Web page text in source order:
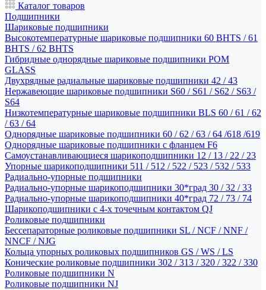
Каталог товаров
Подшипники
Шариковые подшипники
Высокотемпературные шариковые подшипники 60 BHTS / 61
BHTS / 62 BHTS
Гибридные однорядные шариковые подшипники POM
GLASS
Двухрядные радиальные шариковые подшипники 42 / 43
Нержавеющие шариковые подшипники S60 / S61 / S62 / S63 /
S64
Низкотемпературные шариковые подшипники BLS 60 / 61 / 62
/ 63 / 64
Однорядные шариковые подшипники 60 / 62 / 63 / 64 /618 /619
Однорядные шариковые подшипники с фланцем F6
Самоустанавливающиеся шарикоподшипники 12 / 13 / 22 / 23
Упорные шарикоподшипники 511 / 512 / 522 / 523 / 532 / 533
Радиально-упорные подшипники
Радиально-упорные шарикоподшипники 30*град 30 / 32 / 33
Радиально-упорные шарикоподшипники 40*град 72 / 73 / 74
Шарикоподшипники с 4-х точечным контактом QJ
Роликовые подшипники
Бессепараторные роликовые подшипники SL / NCF / NNF /
NNCF / NJG
Кольца упорных роликовых подшипников GS / WS / LS
Конические роликовые подшипники 302 / 313 / 320 / 322 / 330
Роликовые подшипники N
Роликовые подшипники NJ